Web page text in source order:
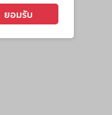
ยอมรับ